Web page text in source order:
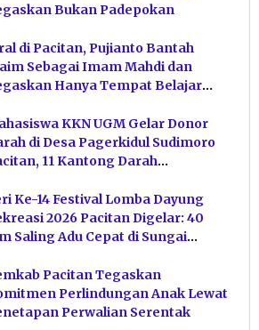
Bukan Padepokan
di Pacitan, Pujianto Bantah
Sebagai Imam Mahdi dan
Hanya Tempat Belajar
KKN UGM Gelar Donor
di Desa Pagerkidul Sudimoro
11 Kantong Darah
Ke-14 Festival Lomba Dayung
2026 Pacitan Digelar: 40
Saling Adu Cepat di Sungai
Pacitan Tegaskan
Perlindungan Anak Lewat
Perwalian Serentak